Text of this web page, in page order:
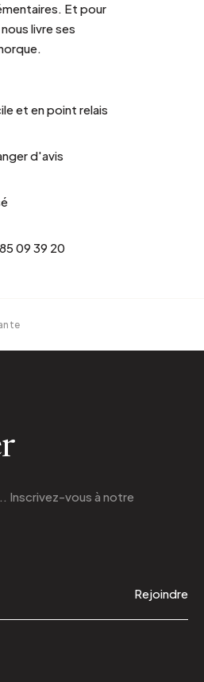
Et pour
livre ses
et en point relais
d'avis
09 39 20
Inscrivez-vous à notre
Rejoindre